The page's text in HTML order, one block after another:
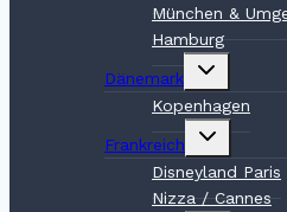
München &
Hamburg
Dänemark
Untermenü
Kopenhagen
Frankreich
Untermenü
Disneyland Paris
Nizza / Cannes